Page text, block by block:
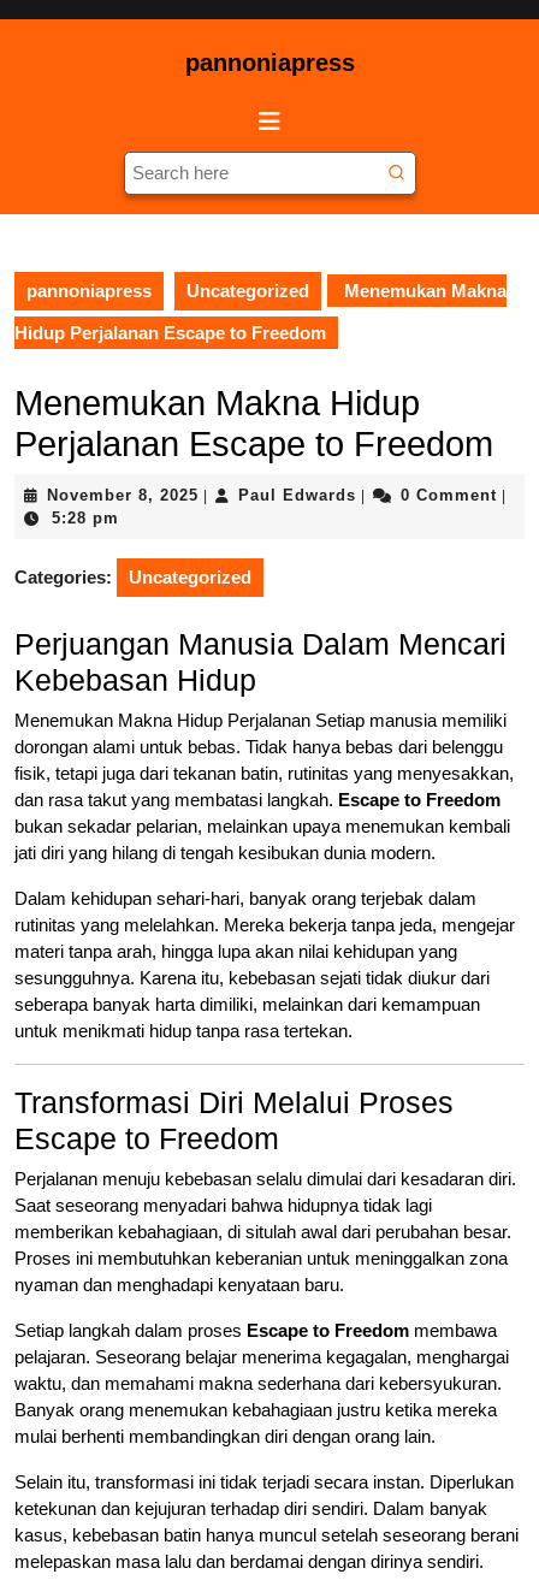
pannoniapress
Search
for:
pannoniapress Uncategorized Menemukan Makna
Hidup Perjalanan Escape to Freedom
Menemukan Makna Hidup
Perjalanan Escape to Freedom
November 8, 2025 NovemberPaul Edwards Paul 0 Comment
5:28 pm
Categories: Uncategorized
Perjuangan Manusia Dalam Mencari
Kebebasan Hidup
Menemukan Makna Hidup Perjalanan Setiap manusia memiliki
dorongan alami untuk bebas. Tidak hanya bebas dari belenggu
fisik, tetapi juga dari tekanan batin, rutinitas yang menyesakkan,
dan rasa takut yang membatasi langkah. Escape to Freedom
bukan sekadar pelarian, melainkan upaya menemukan kembali
jati diri yang hilang di tengah kesibukan dunia modern.
Dalam kehidupan sehari-hari, banyak orang terjebak dalam
rutinitas yang melelahkan. Mereka bekerja tanpa jeda, mengejar
materi tanpa arah, hingga lupa akan nilai kehidupan yang
sesungguhnya. Karena itu, kebebasan sejati tidak diukur dari
seberapa banyak harta dimiliki, melainkan dari kemampuan
untuk menikmati hidup tanpa rasa tertekan.
Transformasi Diri Melalui Proses
Escape to Freedom
Perjalanan menuju kebebasan selalu dimulai dari kesadaran diri.
Saat seseorang menyadari bahwa hidupnya tidak lagi
memberikan kebahagiaan, di situlah awal dari perubahan besar.
Proses ini membutuhkan keberanian untuk meninggalkan zona
nyaman dan menghadapi kenyataan baru.
Setiap langkah dalam proses Escape to Freedom membawa
pelajaran. Seseorang belajar menerima kegagalan, menghargai
waktu, dan memahami makna sederhana dari kebersyukuran.
Banyak orang menemukan kebahagiaan justru ketika mereka
mulai berhenti membandingkan diri dengan orang lain.
Selain itu, transformasi ini tidak terjadi secara instan. Diperlukan
ketekunan dan kejujuran terhadap diri sendiri. Dalam banyak
kasus, kebebasan batin hanya muncul setelah seseorang berani
melepaskan masa lalu dan berdamai dengan dirinya sendiri.